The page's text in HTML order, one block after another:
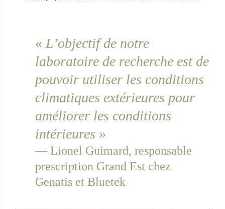
«L’objectif de notre
laboratoire de recherche est de
pouvoir utiliser les conditions
climatiques extérieures pour
améliorer les conditions
intérieures »
— Lionel Guimard, responsable
prescription Grand Est chez
Genatis et Bluetek